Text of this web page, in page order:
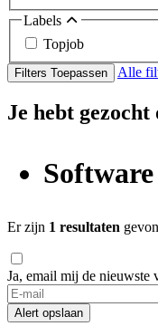
Labels
Topjob
Filters Toepassen Alle
Je hebt gezocht
Er zijn 1 resultaten
Ja, email mij de nieuwste
If
you
Alert opslaan